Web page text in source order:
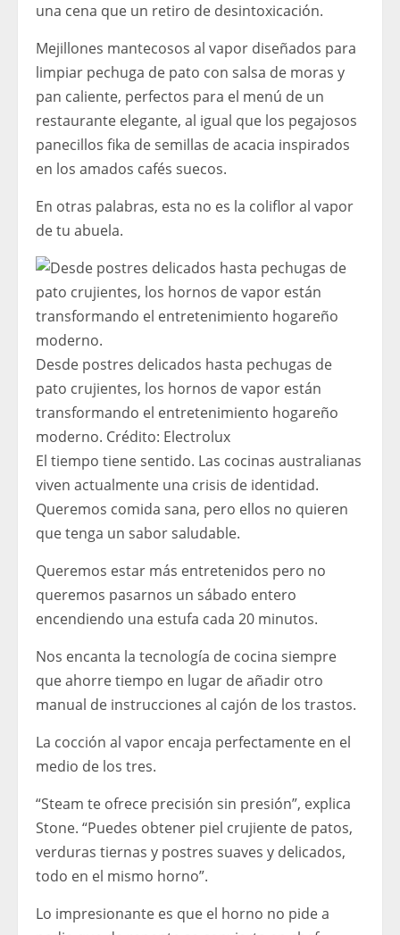
una cena que un retiro de desintoxicación.
Mejillones mantecosos al vapor diseñados para
limpiar pechuga de pato con salsa de moras y
pan caliente, perfectos para el menú de un
restaurante elegante, al igual que los pegajosos
panecillos fika de semillas de acacia inspirados
en los amados cafés suecos.
En otras palabras, esta no es la coliflor al vapor
de tu abuela.
Desde postres delicados hasta pechugas de
pato crujientes, los hornos de vapor están
transformando el entretenimiento hogareño
moderno. Crédito: Electrolux
El tiempo tiene sentido. Las cocinas australianas
viven actualmente una crisis de identidad.
Queremos comida sana, pero ellos no quieren
que tenga un sabor saludable.
Queremos estar más entretenidos pero no
queremos pasarnos un sábado entero
encendiendo una estufa cada 20 minutos.
Nos encanta la tecnología de cocina siempre
que ahorre tiempo en lugar de añadir otro
manual de instrucciones al cajón de los trastos.
La cocción al vapor encaja perfectamente en el
medio de los tres.
“Steam te ofrece precisión sin presión”, explica
Stone. “Puedes obtener piel crujiente de patos,
verduras tiernas y postres suaves y delicados,
todo en el mismo horno”.
Lo impresionante es que el horno no pide a